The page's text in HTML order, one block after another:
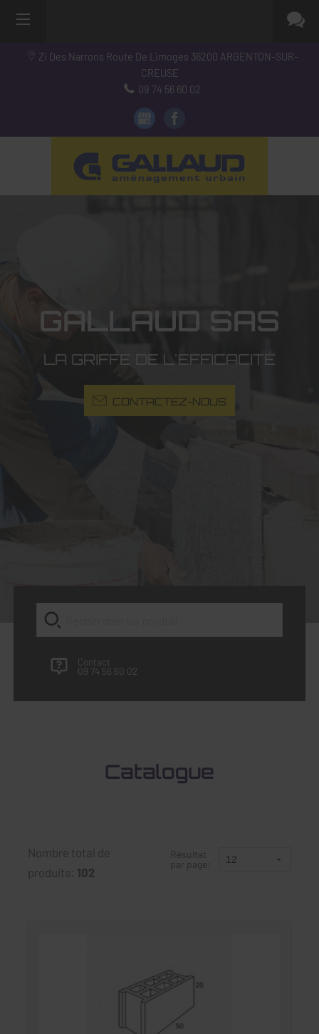
Zi Des Narrons Route De Limoges 36200 ARGENTON-SUR-
CREUSE
09 74 56 60 02
GALLAUD SAS
LA GRIFFE DE L'EFFICACITÉ
CONTACTEZ-NOUS
Contact
09 74 56 60 02
Catalogue
Nombre total de
produits: 102
Résultat
par page: